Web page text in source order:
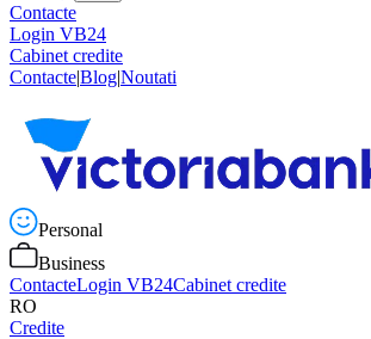
Contacte
Login VB24
Cabinet credite
Contacte|Blog|Noutati
Personal
Business
ContacteLogin VB24Cabinet credite
RO
Credite